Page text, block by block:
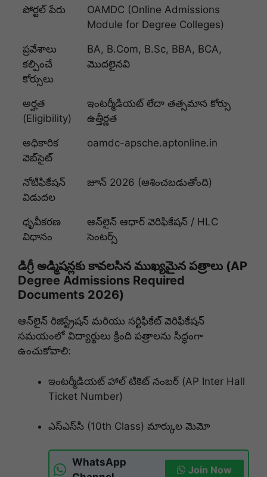
పోర్టల్ పేరు
OAMDC (Online Admissions
Module for Degree Colleges)
ప్రవేశాలు
కల్పించే
కోర్సులు
BA, B.Com, B.Sc, BBA, BCA,
మొదలైనవి
అర్హత
(Eligibility)
ఇంటర్మీడియట్ లేదా తత్సమాన కోర్సు
ఉత్తీర్ణత
అధికారిక
వెబ్‌సైట్
oamdc-apsche.aptonline.in
నోటిఫికేషన్
విడుదల
జూన్ 2026 (ఆశించబడుతోంది)
ధృవీకరణ
విధానం
ఆన్‌లైన్ ఆధార్ వెరిఫికేషన్ / HLC
సెంటర్స్
డిగ్రీ అడ్మిషన్లకు కావలసిన ముఖ్యమైన పత్రాలు (AP
Degree Admissions Required
Documents 2026)
ఆన్‌లైన్ రిజిస్ట్రేషన్ మరియు సర్టిఫికేట్ వెరిఫికేషన్
సమయంలో విద్యార్థులు క్రింది పత్రాలను సిద్ధంగా
ఉంచుకోవాలి:
ఇంటర్మీడియట్ హాల్ టికెట్ నంబర్ (AP Inter Hall
Ticket Number)
ఎస్ఎస్‌సి (10th Class) మార్కుల మెమో
WhatsApp
Join Now